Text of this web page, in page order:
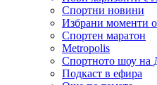
Спортни новини
Избрани моменти
Спортен маратон
Metropolis
Спортното шоу на
Подкаст в ефира